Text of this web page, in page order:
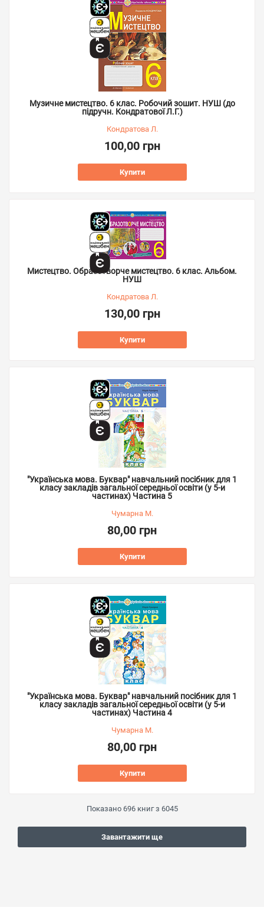
Музичне мистецтво. 6 клас. Робочий зошит. НУШ (до
підручн. Кондратової Л.Г.)
Кондратова Л.
100,00 грн
Купити
Мистецтво. Образотворче мистецтво. 6 клас. Альбом.
НУШ
Кондратова Л.
130,00 грн
Купити
"Українська мова. Буквар" навчальний посібник для 1
класу закладів загальної середньої освіти (у 5-и
частинах) Частина 5
Чумарна М.
80,00 грн
Купити
"Українська мова. Буквар" навчальний посібник для 1
класу закладів загальної середньої освіти (у 5-и
частинах) Частина 4
Чумарна М.
80,00 грн
Купити
Показано 696книг з 6045
Завантажити ще